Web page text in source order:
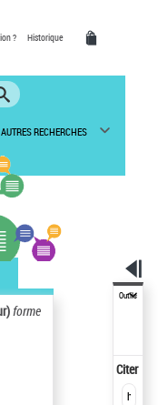
? Historique
AUTRES RECHERCHES
forme
Outils
Citer